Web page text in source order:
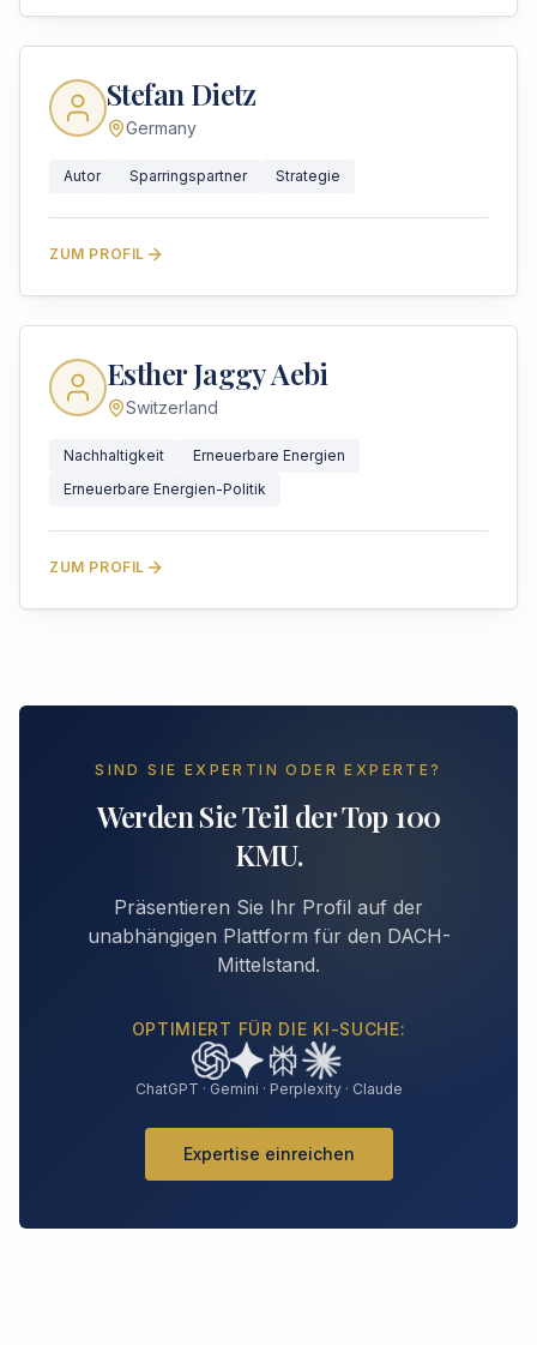
Stefan Dietz
Germany
Autor Sparringspartner Strategie
ZUM PROFIL
Esther Jaggy Aebi
Switzerland
Nachhaltigkeit
Erneuerbare Energien
Erneuerbare Energien-Politik
ZUM PROFIL
SIND SIE EXPERTIN ODER EXPERTE?
Werden Sie Teil der Top 100
KMU.
Präsentieren Sie Ihr Profil auf der
unabhängigen Plattform für den DACH-
Mittelstand.
OPTIMIERT FÜR DIE KI-SUCHE:
ChatGPT · Gemini · Perplexity · Claude
Expertise einreichen